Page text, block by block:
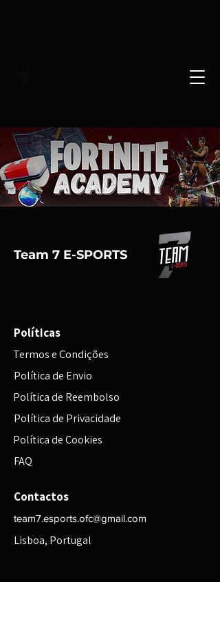
Team 7 E-SPORTS
Políticas
Termos e Condições
Política de Envio
Política de Reembolso
Política de Privacidade
Política de Cookies
FAQ
Contactos
team7.esports.ofc@gmail.com
Lisboa, Portugal